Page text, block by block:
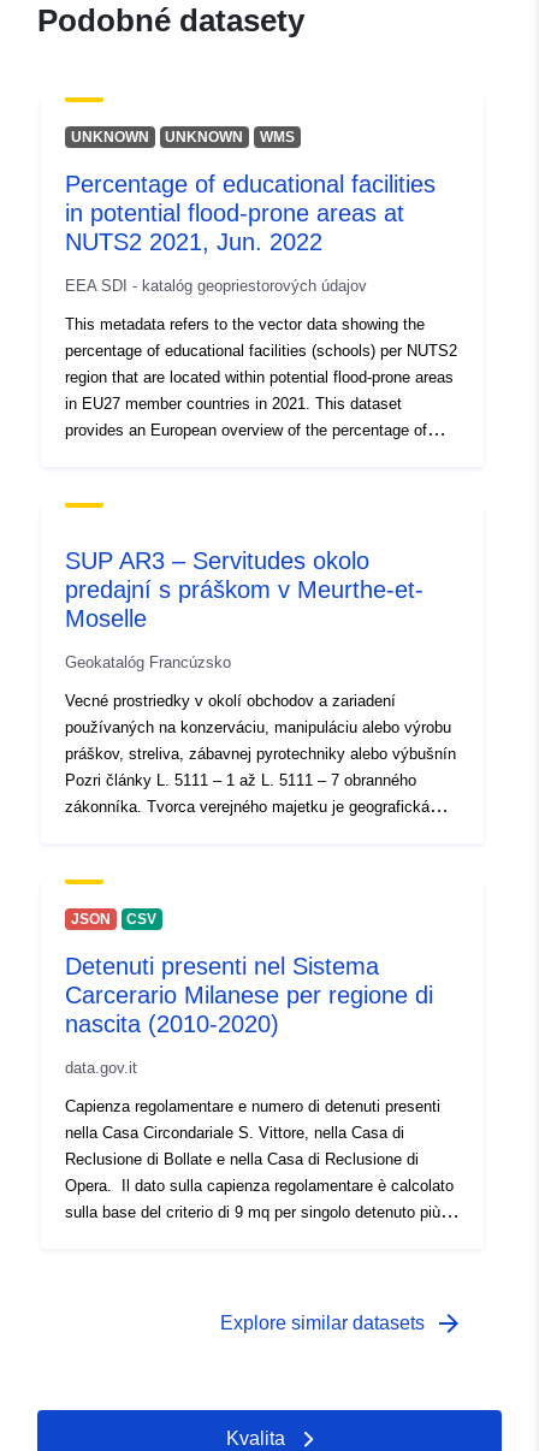
Podobné datasety
UNKNOWN UNKNOWN WMS
Percentage of educational facilities
in potential flood-prone areas at
NUTS2 2021, Jun. 2022
EEA SDI - katalóg geopriestorových údajov
This metadata refers to the vector data showing the
percentage of educational facilities (schools) per NUTS2
region that are located within potential flood-prone areas
in EU27 member countries in 2021. This dataset
provides an European overview of the percentage of
Climate and Health Observatory: https://climate-
and Health Observatory platform provides easy access
to a wide range of relevant publications, tools, websites
and other resources related to climate change and
SUP AR3 – Servitudes okolo
predajní s práškom v Meurthe-et-
Moselle
Geokatalóg Francúzsko
Vecné prostriedky v okolí obchodov a zariadení
používaných na konzerváciu, manipuláciu alebo výrobu
práškov, streliva, zábavnej pyrotechniky alebo výbušnín
Pozri články L. 5111 – 1 až L. 5111 – 7 obranného
zákonníka. Tvorca verejného majetku je geografická
okupuje na okolitom pozemku. Zmiznutie alebo zničenie
na mieste generátora nevedie k odstráneniu vecného(-
nový akt o zrušení alebo zrušení príslušným orgánom
môže právne odstrániť účinky predmetného(-ých)
vecného(-ých) nároku(-ov).
JSON CSV
Detenuti presenti nel Sistema
Carcerario Milanese per regione di
nascita (2010-2020)
data.gov.it
Capienza regolamentare e numero di detenuti presenti
nella Casa Circondariale S. Vittore, nella Casa di
Reclusione di Bollate e nella Casa di Reclusione di
Opera. Il dato sulla capienza regolamentare è calcolato
sulla base del criterio di 9 mq per singolo detenuto più 5
Explore similar datasets arrow_forward
Kvalita